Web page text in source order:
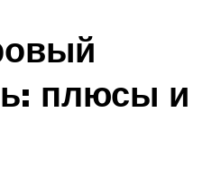
плюсы и